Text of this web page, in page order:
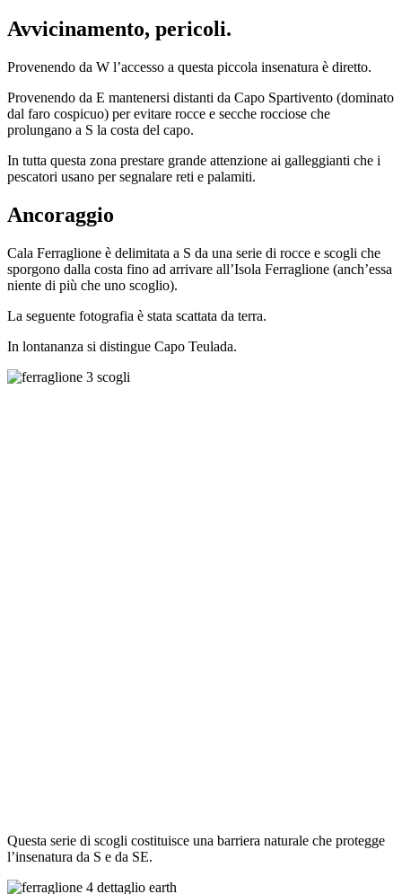
Avvicinamento, pericoli.
Provenendo da W l’accesso a questa piccola insenatura è diretto.
Provenendo da E mantenersi distanti da Capo Spartivento (dominato
dal faro cospicuo) per evitare rocce e secche rocciose che
prolungano a S la costa del capo.
In tutta questa zona prestare grande attenzione ai galleggianti che i
pescatori usano per segnalare reti e palamiti.
Ancoraggio
Cala Ferraglione è delimitata a S da una serie di rocce e scogli che
sporgono dalla costa fino ad arrivare all’Isola Ferraglione (anch’essa
niente di più che uno scoglio).
La seguente fotografia è stata scattata da terra.
In lontananza si distingue Capo Teulada.
Questa serie di scogli costituisce una barriera naturale che protegge
l’insenatura da S e da SE.